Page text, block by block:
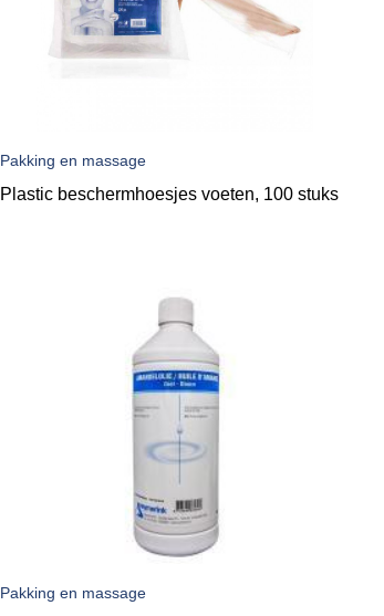
Pakking en massage
Plastic beschermhoesjes voeten, 100 stuks
Pakking en massage